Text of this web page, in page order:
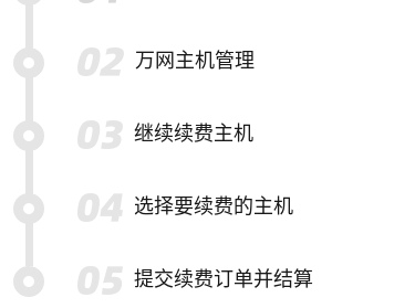
万网主机管理
继续续费主机
选择要续费的主机
提交续费订单并结算